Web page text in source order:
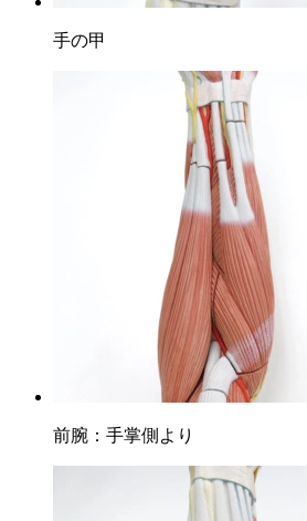
手の甲
前腕：手掌側より